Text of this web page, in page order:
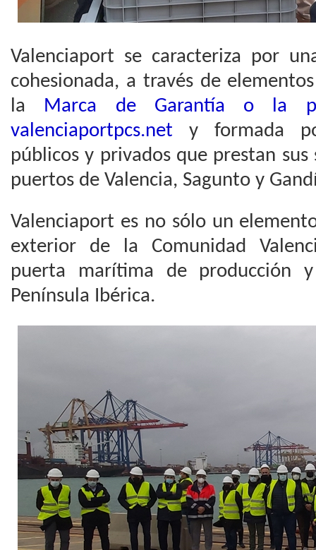
Valenciaport se caracteriza por
cohesionada, a través de
la Marca de Garantía o la
valenciaportpcs.net y formada
públicos y privados que prestan
puertos de Valencia, Sagunto y
Valenciaport es no sólo un
exterior de la Comunidad
puerta marítima de producción
Península Ibérica.​​​